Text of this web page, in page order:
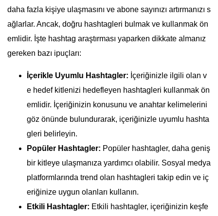
daha fazla kişiye ulaşmasını ve abone sayınızı artırmanızı s
ağlarlar. Ancak, doğru hashtagleri bulmak ve kullanmak ön
emlidir. İşte hashtag araştırması yaparken dikkate almanız
gereken bazı ipuçları:
İçerikle Uyumlu Hashtagler: İçeriğinizle ilgili olan v
e hedef kitlenizi hedefleyen hashtagleri kullanmak ön
emlidir. İçeriğinizin konusunu ve anahtar kelimelerini
göz önünde bulundurarak, içeriğinizle uyumlu hashta
gleri belirleyin.
Popüler Hashtagler: Popüler hashtagler, daha geniş
bir kitleye ulaşmanıza yardımcı olabilir. Sosyal medya
platformlarında trend olan hashtagleri takip edin ve iç
eriğinize uygun olanları kullanın.
Etkili Hashtagler: Etkili hashtagler, içeriğinizin keşfe